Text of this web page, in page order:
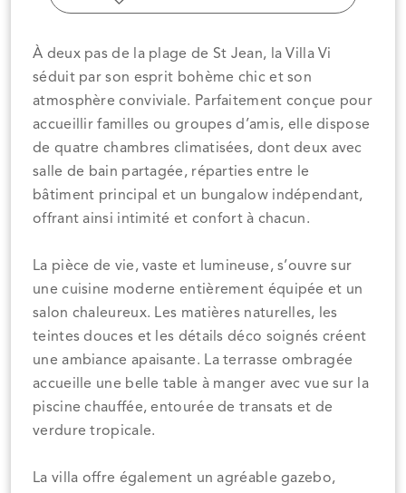
À deux pas de la plage de St Jean, la Villa Vi
séduit par son esprit bohème chic et son
atmosphère conviviale. Parfaitement conçue pour
accueillir familles ou groupes d’amis, elle dispose
de quatre chambres climatisées, dont deux avec
salle de bain partagée, réparties entre le
bâtiment principal et un bungalow indépendant,
offrant ainsi intimité et confort à chacun.
La pièce de vie, vaste et lumineuse, s’ouvre sur
une cuisine moderne entièrement équipée et un
salon chaleureux. Les matières naturelles, les
teintes douces et les détails déco soignés créent
une ambiance apaisante. La terrasse ombragée
accueille une belle table à manger avec vue sur la
piscine chauffée, entourée de transats et de
verdure tropicale.
La villa offre également un agréable gazebo,